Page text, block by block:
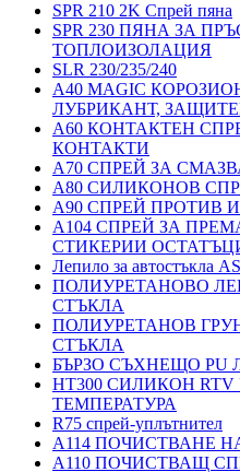
SPR 210 2K Спрей пяна
SPR 230 ПЯНА ЗА
ТОПЛОИЗОЛАЦИЯ
SLR 230/235/240
A40 MAGIC
ЛУБРИКАНТ,
A60 КОНТАКТЕН
КОНТАКТИ
A70 СПРЕЙ ЗА
A80 СИЛИКОНОВ
A90 СПРЕЙ ПРОТИВ
A104 СПРЕЙ ЗА
СТИКЕРИИ
Лепило за автостъкла
ПОЛИУРЕТАНОВО
СТЪКЛА
ПОЛИУРЕТАНОВ
СТЪКЛА
БЪРЗО СЪХНЕЩО PU
HT300 СИЛИКОН
ТЕМПЕРАТУРА
R75 спрей-уплътнител
A114 ПОЧИСТВАНЕ
A110 ПОЧИСТВАЩ